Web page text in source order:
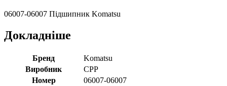
06007-06007 Підшипник Komatsu
Докладніше
Бренд
Komatsu
Виробник
CPP
Номер
06007-06007